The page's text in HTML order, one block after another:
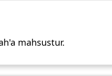
mahsustur.